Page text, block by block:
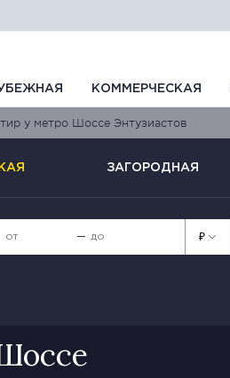
КОММЕРЧЕСКАЯ
у метро Шоссе Энтузиастов
ЗАГОРОДНАЯ
— ₽